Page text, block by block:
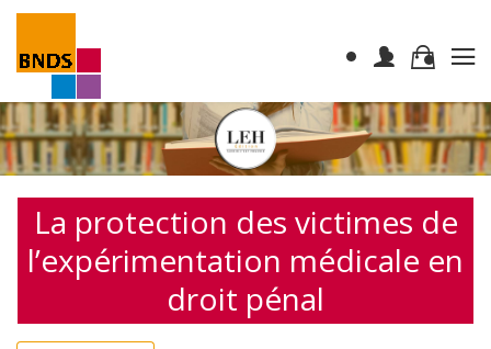
La protection des victimes de
l’expérimentation médicale en
droit pénal